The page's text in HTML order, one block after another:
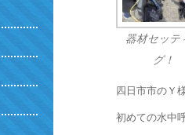
器材セッテ
グ！
四日市市のＹ
初めての水中